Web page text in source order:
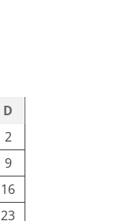
D
2
9
16
23